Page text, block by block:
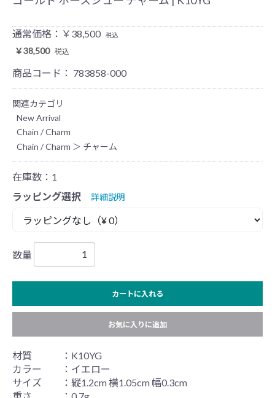
通常価格：￥38,500 税込
￥38,500 税込
商品コード： 783858-000
関連カテゴリ
New Arrival
Chain / Charm
Chain / Charm ＞ チャーム
在庫数：1
ラッピング選択
詳細説明
数量
カートに入れる
お気に入りに追加
材質 ：K10YG
カラー ：イエロー
サイズ ：縦1.2cm 横1.05cm 幅0.3cm
重さ ：0.7g